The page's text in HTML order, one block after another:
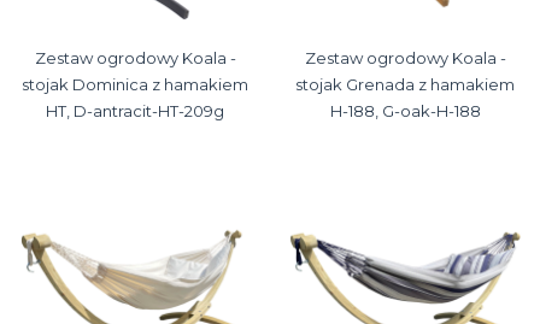
Zestaw ogrodowy Koala -
stojak Dominica z hamakiem
HT, D-antracit-HT-209g
Zestaw ogrodowy Koala -
stojak Grenada z hamakiem
H-188, G-oak-H-188